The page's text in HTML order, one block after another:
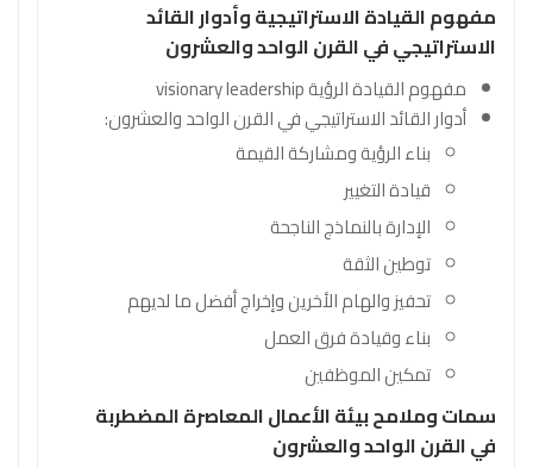
مفهوم القيادة الاستراتيجية وأدوار القائد
الاستراتيجي في القرن الواحد والعشرون
مفهوم القيادة الرؤية visionary leadership
أدوار القائد الاستراتيجي في القرن الواحد والعشرون:
بناء الرؤية ومشاركة القيمة
قيادة التغيير
الإدارة بالنماذج الناجحة
توطين الثقة
تحفيز والهام الأخرين وإخراج أفضل ما لديهم
بناء وقيادة فرق العمل
تمكين الموظفين
سمات وملامح بيئة الأعمال المعاصرة المضطربة
في القرن الواحد والعشرون